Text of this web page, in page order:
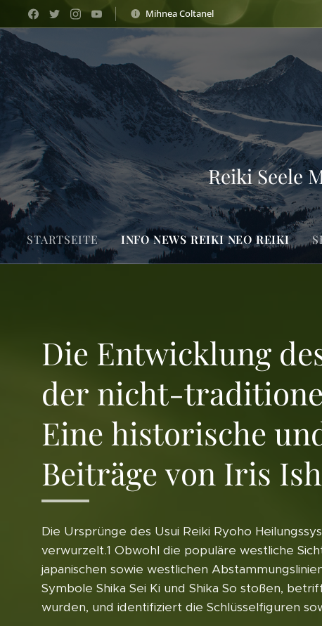
Mihnea Coltanel
Reiki Seele
STARTSEITE INFO NEWS REIKI NEO REIKI
Die Entwicklung
der nicht-
Eine historische
Beiträge von Iris
Die Ursprünge des Usui Reiki Ryoho
verwurzelt.1 Obwohl die populäre westliche
japanischen sowie westlichen
Symbole Shika Sei Ki und Shika So stoßen,
wurden, und identifiziert die Schlüsselfiguren